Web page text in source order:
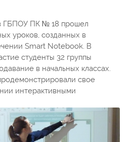
ГБПОУ ПК № 18 прошел
уроков, созданных в
Smart Notebook. В
студенты 32 группы
в начальных классах.
свое
интерактивными